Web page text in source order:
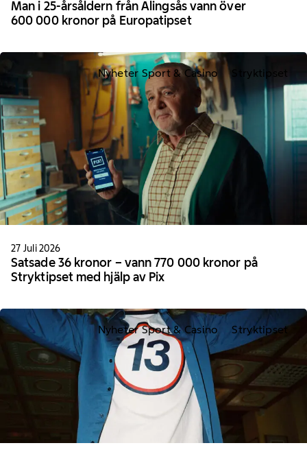
Man i 25-årsåldern från Alingsås vann över
600 000 kronor på Europatipset
Nyheter Sport & Casino Stryktipset
27 Juli 2026
Satsade 36 kronor – vann 770 000 kronor på
Stryktipset med hjälp av Pix
Nyheter Sport & Casino Stryktipset